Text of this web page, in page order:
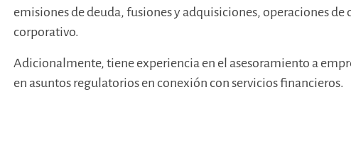
emisiones de deuda, fusiones y adquisiciones, operaciones
corporativo.
Adicionalmente, tiene experiencia en el asesoramiento a
en asuntos regulatorios en conexión con servicios financieros.